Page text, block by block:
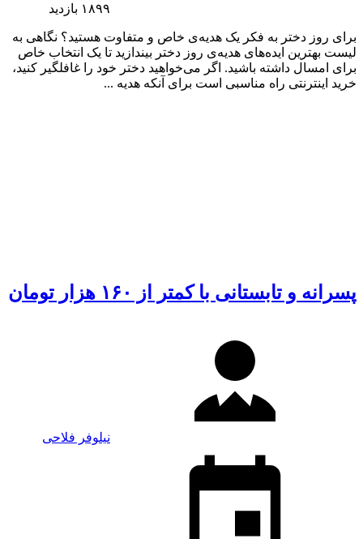
۱۸۹۹ بازدید
برای روز دختر به فکر یک هدیه‌ی خاص و متفاوت هستید؟ نگاهی به
لیست بهترین ایده‌های هدیه‌ی روز دختر بیندازید تا یک انتخاب خاص
برای امسال داشته باشید. اگر می‌خواهید دختر خود را غافلگیر کنید،
خرید اینترنتی راه مناسبی است برای آنکه هدیه ...
پسرانه و تابستانی با کمتر از ۱۶۰ هزار تومان
نیلوفر فلاحی